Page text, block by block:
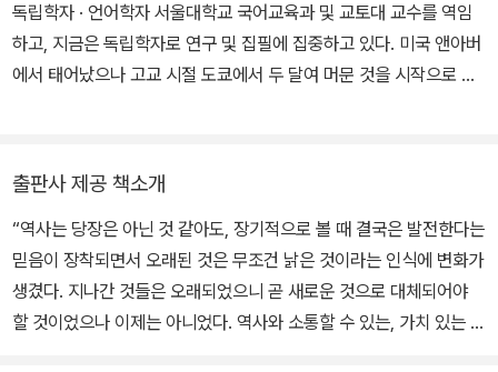
독립학자 · 언어학자 서울대학교 국어교육과 및 교토대 교수를 역임
하고, 지금은 독립학자로 연구 및 집필에 집중하고 있다. 미국 앤아버
에서 태어났으나 고교 시절 도쿄에서 두 달여 머문 것을 시작으로 이
의 여러 대학에 재직하며, 각 도시에서 짧게는 1년 반, 길게는 13년여
를 살았다. 모어인 영어 외에 한국어·일본어·독일어·에스파냐어·프랑
스어·중국어·몽골어를 익혔고, 고전과 라틴어·북미 선주민 언어·중세
한국어 문법을 공부했으며, 에스페란토어·이탈리아어 등을 취미삼아
따로 독학했다. ― 2018년 평생의 관심사인 '외국어'의 전파 과정을
출판사 제공 책소개
“역사는 당장은 아닌 것 같아도, 장기적으로 볼 때 결국은 발전한다는
믿음이 장착되면서 오래된 것은 무조건 낡은 것이라는 인식에 변화가
생겼다. 지나간 것들은 오래되었으니 곧 새로운 것으로 대체되어야
할 것이었으나 이제는 아니었다. 역사와 소통할 수 있는, 가치 있는 유